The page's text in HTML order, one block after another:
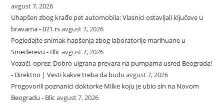
avgust 7, 2026
Uhapšen zbog krađe pet automobila: Vlasnici ostavljali ključeve u
bravama - 021.rsavgust 7, 2026
Pogledajte snimak hapšenja zbog laboratorije marihuane u
Smederevu - Blicavgust 7, 2026
Vozači, oprez: Dobro uigrana prevara na pumpama usred Beograda!
- Direktno | Vesti kakve treba da budu avgust 7, 2026
Progovorili poznanici doktorke Milke koju je ubio sin na Novom
Beogradu - Blicavgust 7, 2026